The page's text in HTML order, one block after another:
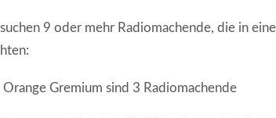
9 oder mehr Radiomachende, die in
Orange Gremium sind 3 Radiomachende